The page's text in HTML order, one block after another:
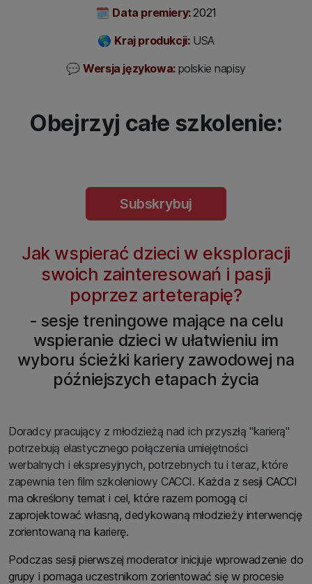
🗓 Data premiery: 2021
🌎 Kraj produkcji:USA
💬Wersja językowa: polskie napisy
Obejrzyj całe szkolenie:
Subskrybuj
Jak wspierać dzieci w eksploracji
swoich zainteresowań i pasji
poprzez arteterapię?
- sesje treningowe mające na celu
wspieranie dzieci w ułatwieniu im
wyboru ścieżki kariery zawodowej na
późniejszych etapach życia
Doradcy pracujący z młodzieżą nad ich przyszłą "karierą"
potrzebują elastycznego połączenia umiejętności
werbalnych i ekspresyjnych, potrzebnych tu i teraz, które
zapewnia ten film szkoleniowy CACCI. Każda z sesji CACCI
ma określony temat i cel, które razem pomogą ci
zaprojektować własną, dedykowaną młodzieży interwencję
zorientowaną na karierę.
Podczas sesji pierwszej moderator inicjuje wprowadzenie do
grupy i pomaga uczestnikom zorientować się w procesie